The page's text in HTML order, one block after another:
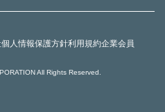
個人情報保護方針利用規約企業会員
All Rights Reserved.